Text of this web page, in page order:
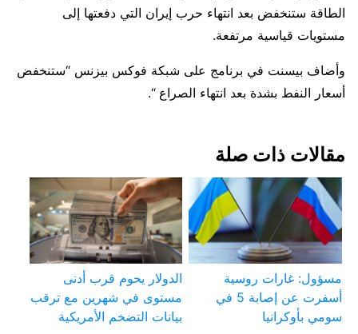
⁠الطاقة ​ستنخفض ​بعد انتهاء حرب إيران ​التي ​دفعتها إلى
مستويات ‌قياسية ⁠مرتفعة.
وأضاف بيسنت في برنامج على شبكة ⁠فوكس بيزنس “ستنخفض
أسعار النفط ⁠بشدة بعد انتهاء ⁠الصراع “.
مقالات ذات صلة
مسؤول: غارات روسية
أسفرت عن إصابة 5 في
سومي بأوكرانيا
الدولار يحوم قرب أدنى
مستوى في شهرين مع ترقب
بيانات التضخم الأمريكية